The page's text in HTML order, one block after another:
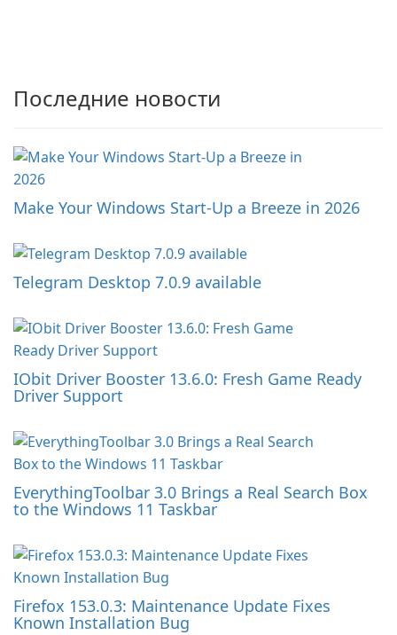
Последние новости
Make Your Windows Start-Up a Breeze in 2026
Telegram Desktop 7.0.9 available
IObit Driver Booster 13.6.0: Fresh Game Ready
Driver Support
EverythingToolbar 3.0 Brings a Real Search Box
to the Windows 11 Taskbar
Firefox 153.0.3: Maintenance Update Fixes
Known Installation Bug